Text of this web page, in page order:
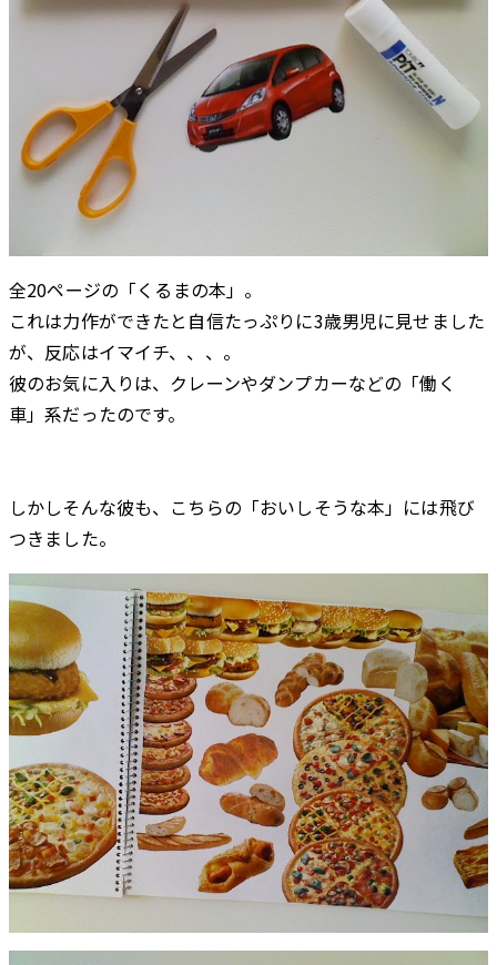
全20ページの「くるまの本」。
これは力作ができたと自信たっぷりに3歳男児に見せました
が、反応はイマイチ、、、。
彼のお気に入りは、クレーンやダンプカーなどの「働く
車」系だったのです。
しかしそんな彼も、こちらの「おいしそうな本」には飛び
つきました。